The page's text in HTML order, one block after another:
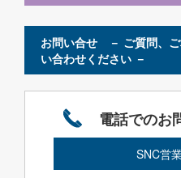
お問い合せ － ご質問、
い合わせください －
電話でのお
SNC営